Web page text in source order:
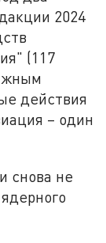
2024
(117
действия
– один
снова не